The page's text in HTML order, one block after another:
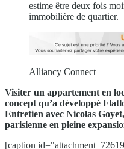
estime être deux fois
immobilière de quartier.
Alliancy Connect
Visiter un appartement en
concept qu’a développé
Entretien avec Nicolas
parisienne en pleine
[caption